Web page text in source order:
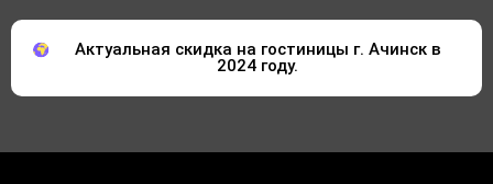
Актуальная скидка на гостиницы г. Ачинск в
2024 году.